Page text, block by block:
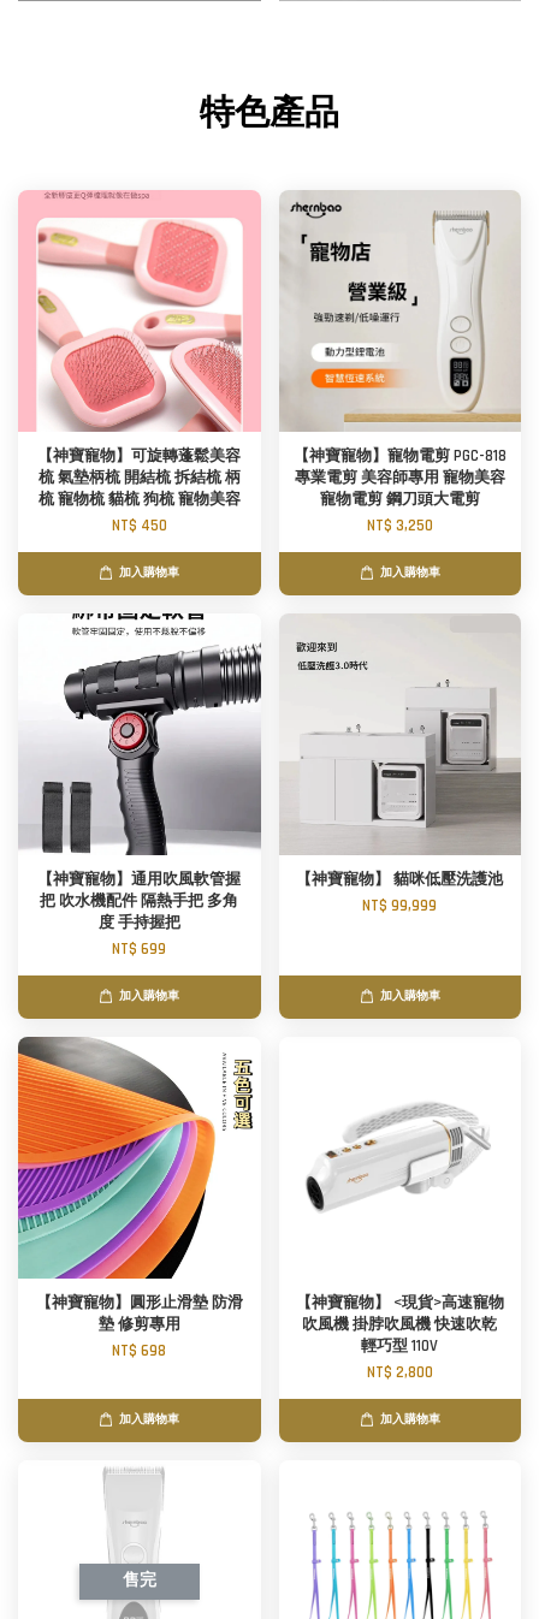
特色產品
【神寶寵物】可旋轉蓬鬆美容
梳 氣墊柄梳 開結梳 拆結梳 柄
梳 寵物梳 貓梳 狗梳 寵物美容
NT$ 450
加入購物車
【神寶寵物】寵物電剪 PGC-818
專業電剪 美容師專用 寵物美容
寵物電剪 鋼刀頭大電剪
NT$ 3,250
加入購物車
【神寶寵物】通用吹風軟管握
把 吹水機配件 隔熱手把 多角
度 手持握把
NT$ 699
加入購物車
【神寶寵物】 貓咪低壓洗護池
NT$ 99,999
加入購物車
【神寶寵物】圓形止滑墊 防滑
墊 修剪專用
NT$ 698
加入購物車
【神寶寵物】 <現貨>高速寵物
吹風機 掛脖吹風機 快速吹乾
輕巧型 110V
NT$ 2,800
加入購物車
售完